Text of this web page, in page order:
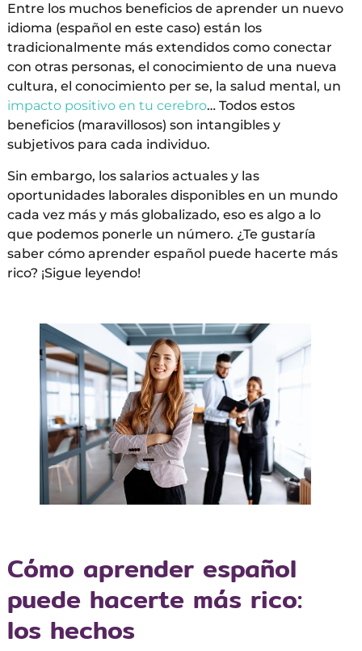
Entre los muchos beneficios de aprender un nuevo
idioma (español en este caso) están los
tradicionalmente más extendidos como conectar
con otras personas, el conocimiento de una nueva
cultura, el conocimiento per se, la salud mental, un
impacto positivo en tu cerebro… Todos estos
beneficios (maravillosos) son intangibles y
subjetivos para cada individuo.
Sin embargo, los salarios actuales y las
oportunidades laborales disponibles en un mundo
cada vez más y más globalizado, eso es algo a lo
que podemos ponerle un número. ¿Te gustaría
saber cómo aprender español puede hacerte más
rico? ¡Sigue leyendo!
Cómo aprender español
puede hacerte más rico:
los hechos